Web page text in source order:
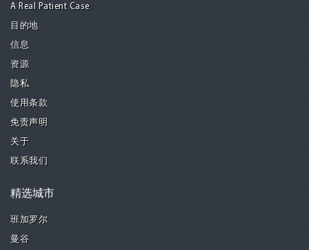
A Real Patient Case
目的地
信息
资源
隐私
使用条款
免责声明
关于
联系我们
精选城市
班加罗尔
曼谷